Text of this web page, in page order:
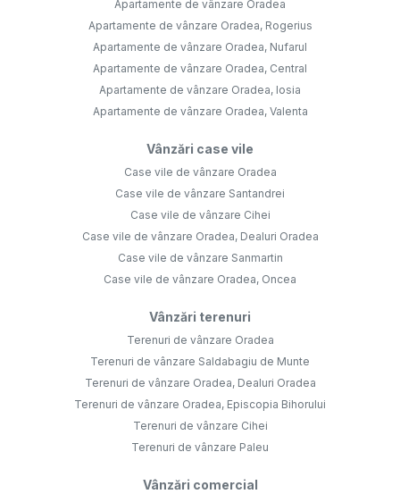
Vânzări terenuri
Terenuri de vânzare Oradea
Vânzări comercial
Spații comerciale de vânzare Oradea
Apartamente de închiriat